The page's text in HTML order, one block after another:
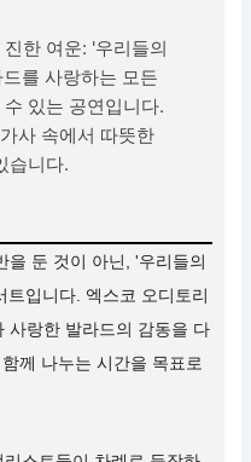
한 여운: '우리들의
를 사랑하는 모든
있는 공연입니다.
사 속에서 따뜻한
습니다.
을 둔 것이 아닌, '우리들의
입니다. 엑스코 오디토리
사랑한 발라드의 감동을 다
께 나누는 시간을 목표로